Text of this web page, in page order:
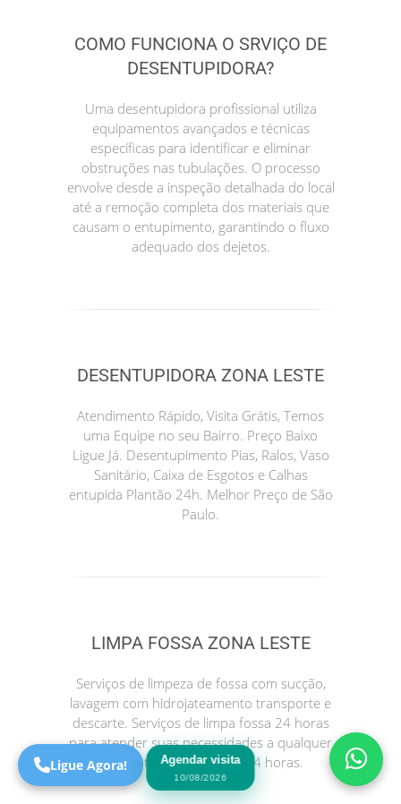
COMO FUNCIONA O SRVIÇO DE
DESENTUPIDORA?
Uma desentupidora profissional utiliza
equipamentos avançados e técnicas
específicas para identificar e eliminar
obstruções nas tubulações. O processo
envolve desde a inspeção detalhada do local
até a remoção completa dos materiais que
causam o entupimento, garantindo o fluxo
adequado dos dejetos.
DESENTUPIDORA ZONA LESTE
Atendimento Rápido, Visita Grátis, Temos
uma Equipe no seu Bairro. Preço Baixo
Ligue Já. Desentupimento Pias, Ralos, Vaso
Sanitário, Caixa de Esgotos e Calhas
entupida Plantão 24h. Melhor Preço de São
Paulo.
LIMPA FOSSA ZONA LESTE
Serviços de limpeza de fossa com sucção,
lavagem com hidrojateamento transporte e
descarte. Serviços de limpa fossa 24 horas
para atender suas necessidades a qualquer
momento. Atendimento 24 horas.
Agendar visita
10/08/2026
Online
São Paulo! Precisa de
ajuda?
Online
Ligue Agora!